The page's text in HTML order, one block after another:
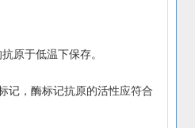
原于低温下保存。